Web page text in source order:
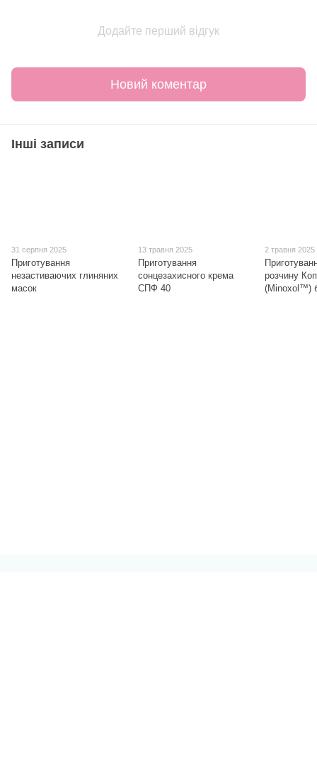
Додайте перший відгук
Новий коментар
Інші записи
31 серпня 2025
Приготування
незастиваючих глиняних
масок
13 травня 2025
Приготування
сонцезахисного крема
СПФ 40
2 травня 2025
розчину
(Minoxol™)